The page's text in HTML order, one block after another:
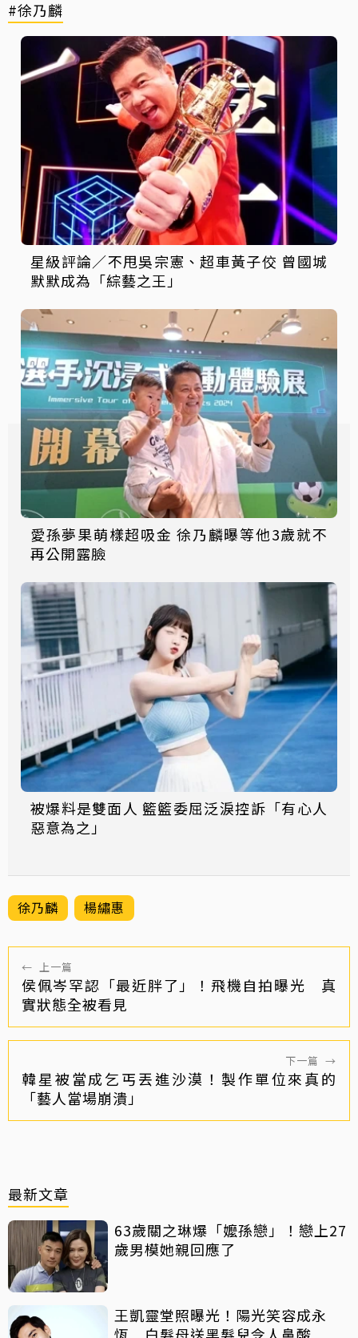
#徐乃麟
星級評論／不甩吳宗憲、超車黃子佼 曾國城
默默成為「綜藝之王」
愛孫夢果萌樣超吸金 徐乃麟曝等他3歲就不
再公開露臉
被爆料是雙面人 籃籃委屈泛淚控訴「有心人
惡意為之」
徐乃麟 楊繡惠
← 上一篇
侯佩岑罕認「最近胖了」！飛機自拍曝光 真
實狀態全被看見
下一篇 →
韓星被當成乞丐丟進沙漠！製作單位來真的
「藝人當場崩潰」
最新文章
63歲關之琳爆「嬤孫戀」！戀上27
歲男模她親回應了
王凱靈堂照曝光！陽光笑容成永
恆 白髮母送黑髮兒令人鼻酸